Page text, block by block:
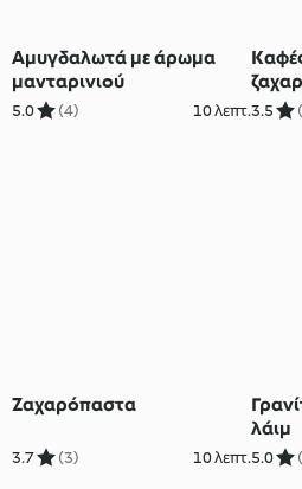
Αμυγδαλωτά με άρωμα
μανταρινιού
5.0 (4) 10 λεπτ.3.5
Ζαχαρόπαστα
3.7 (3) 10 λεπτ.
λάιμ
5.0